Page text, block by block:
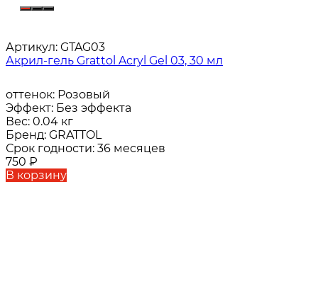
Артикул: GTAG03
Акрил-гель Grattol Acryl Gel 03, 30 мл
оттенок: Розовый
Эффект: Без эффекта
Вес: 0.04 кг
Бренд: GRATTOL
Срок годности: 36 месяцев
750 ₽
В корзину